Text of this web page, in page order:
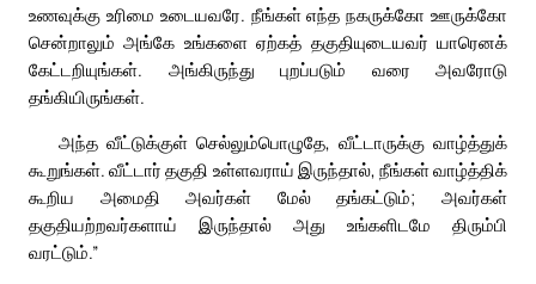
உணவுக்கு உரிமை உடையவரே. நீங்கள் எந்த நகருக்கோ ஊருக்கோ
சென்றாலும் அங்கே உங்களை ஏற்கத் தகுதியுடையவர் யாரெனக்
கேட்டறியுங்கள். அங்கிருந்து புறப்படும் வரை அவரோடு
தங்கியிருங்கள்.
அந்த வீட்டுக்குள் செல்லும்பொழுதே, வீட்டாருக்கு வாழ்த்துக்
கூறுங்கள். வீட்டார் தகுதி உள்ளவராய் இருந்தால், நீங்கள் வாழ்த்திக்
கூறிய அமைதி அவர்கள் மேல் தங்கட்டும்; அவர்கள்
தகுதியற்றவர்களாய் இருந்தால் அது உங்களிடமே திரும்பி
வரட்டும்.”